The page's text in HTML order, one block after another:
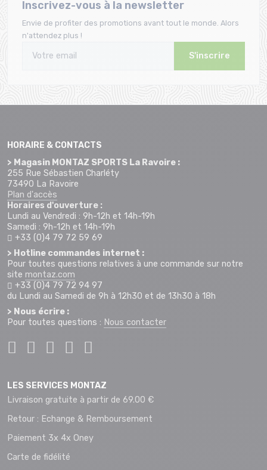
Inscrivez-vous à la newsletter
Envie de profiter des promotions avant tout le monde. Alors
n'attendez plus !
S'inscrire
HORAIRE & CONTACTS
> Magasin MONTAZ SPORTS La Ravoire :
255 Rue Sébastien Charléty
73490 La Ravoire
Plan d'accès
Horaires d'ouverture :
Lundi au Vendredi : 9h-12h et 14h-19h
Samedi : 9h-12h et 14h-19h
+33 (0)4 79 72 59 69
> Hotline commandes internet :
Pour toutes questions relatives à une commande sur notre
site montaz.com
+33 (0)4 79 72 94 97
du Lundi au Samedi de 9h à 12h30 et de 13h30 à 18h
> Nous écrire :
Pour toutes questions : Nous contacter
LES SERVICES MONTAZ
Livraison gratuite à partir de 69.00 €
Retour : Echange & Remboursement
Paiement 3x 4x Oney
Carte de fidélité